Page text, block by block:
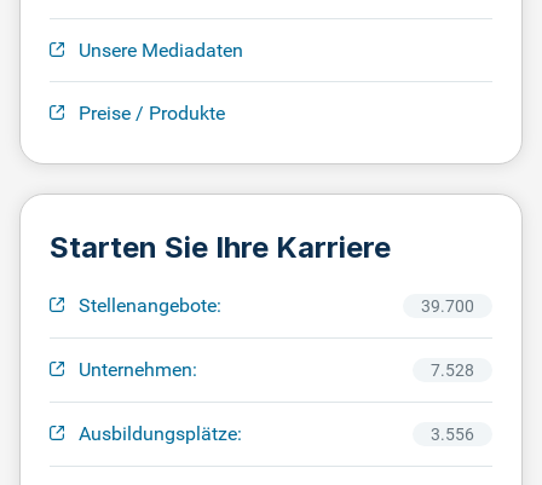
Unsere Mediadaten
Preise / Produkte
Starten Sie Ihre Karriere
Stellenangebote: 39.700
Unternehmen: 7.528
Ausbildungsplätze: 3.556